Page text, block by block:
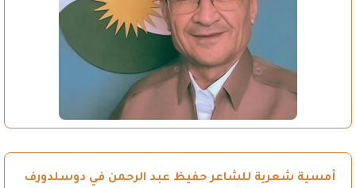
أمسية شعرية للشاعر حفيظ عبد الرحمن في دوسلدورف